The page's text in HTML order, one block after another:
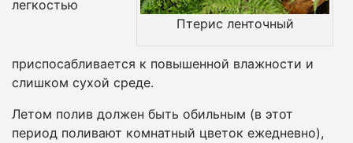
Птерис ленточный
легкостью
приспосабливается к повышенной влажности и
слишком сухой среде.
Летом полив должен быть обильным (в этот
период поливают комнатный цветок ежедневно),